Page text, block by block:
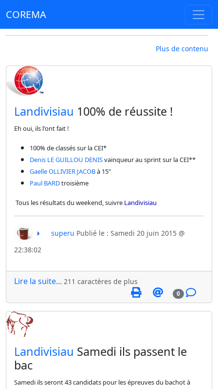
COREMA
Plus de contenu
​Landivisiau 100% de réussite !
Eh oui, ils l'ont fait !
100% de classés sur la CEI*
Denis LE GUILLOU DENISvainqueur au sprint sur la CEI**
Gaelle OLLIVIER JACOBà 15"
Paul BARDtroisième
Tous les résultats du weekend, suivre Landivisiau
superu Publié le : Samedi 20 juin 2015 @
22:38:02
Lire la suite... 211 caractères de plus
0
​Landivisiau Samedi ils passent le
bac
Samedi ils seront 43 candidats pour les épreuves du bachot à